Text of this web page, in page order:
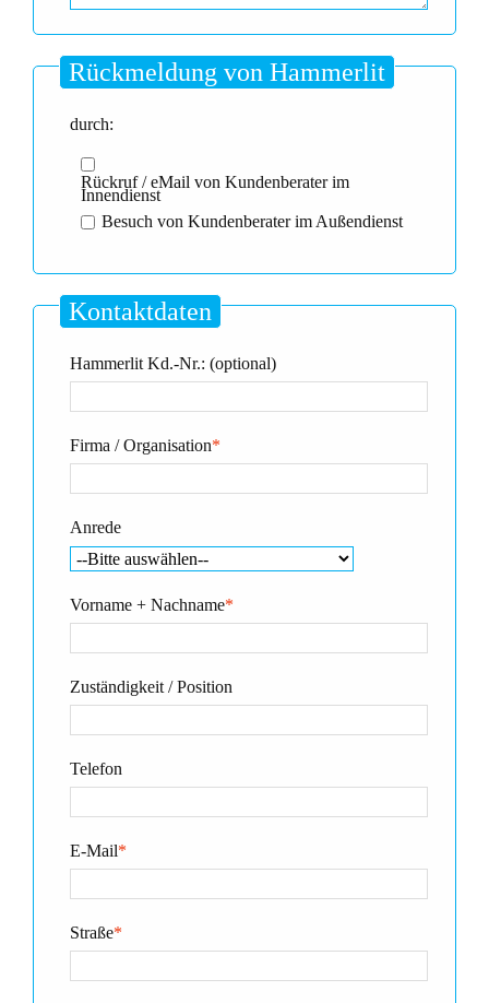
Rückmeldung von Hammerlit
durch:
Rückruf / eMail von Kundenberater im
Innendienst
Besuch von Kundenberater im Außendienst
Kontaktdaten
Hammerlit Kd.-Nr.: (optional)
*
Firma / Organisation
Anrede
*
Vorname + Nachname
Zuständigkeit / Position
Telefon
*
E-Mail
*
Straße